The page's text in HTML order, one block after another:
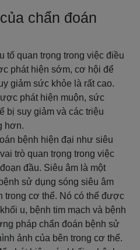
chẩn đoán
tố quan trọng trong việc điều
phát hiện sớm, cơ hội để
giảm sức khỏe là rất cao.
phát hiện muộn, sức
bị suy giảm và các triệu
hơn.
bệnh hiện đại như siêu
trò quan trọng trong việc
đầu. Siêu âm là một
sử dụng sóng siêu âm
trong cơ thể. Nó có thể được
u, bệnh tim mạch và bệnh
pháp chẩn đoán bệnh sử
ảnh của bên trong cơ thể.